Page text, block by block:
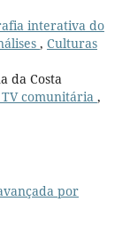
interativa do
, Culturas
da Costa
comunitária ,
por